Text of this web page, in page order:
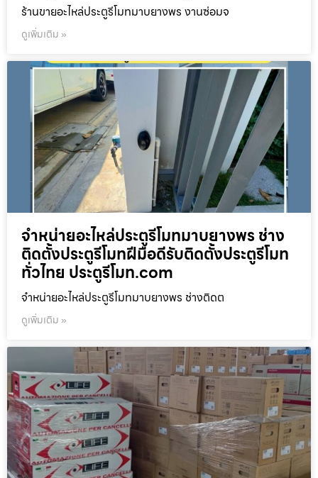
ร้านขายอะไหล่ประตูรีโมทมาบยางพร งานซ่อมจ
ดูเพิ่มเติม »
จำหน่ายอะไหล่ประตูรีโมทมาบยางพร ช่าง
ติดตั้งประตูรีโมทฝีมือดีรับติดตั้งประตูรีโมท
ทั่วไทย ประตูรีโมท.com
จำหน่ายอะไหล่ประตูรีโมทมาบยางพร ช่างติดต
ดูเพิ่มเติม »